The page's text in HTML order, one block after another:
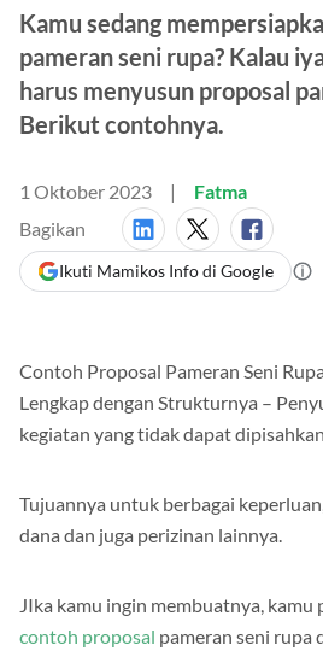
Kamu sedang
pameran seni rupa? Kalau
harus menyusun proposal
Berikut contohnya.
1 Oktober 2023
Fatma
Bagikan
Ikuti Mamikos Info di Google
Contoh Proposal Pameran Seni
Lengkap dengan Strukturnya –
kegiatan yang tidak dapat
Tujuannya untuk berbagai
dana dan juga perizinan lainnya.
JIka kamu ingin membuatnya, kamu
contoh proposal pameran seni rupa